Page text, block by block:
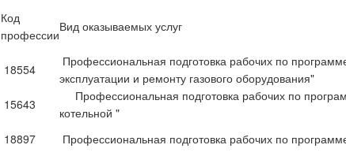
Код
профессии
Вид оказываемых услуг
18554
Профессиональная подготовка рабочих по
эксплуатации и ремонту газового оборудования"
15643
Профессиональная подготовка рабочих по
котельной "
18897
Профессиональная подготовка рабочих по